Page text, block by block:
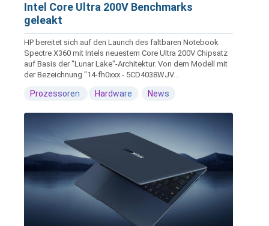
Intel Core Ultra 200V Benchmarks
geleakt
HP bereitet sich auf den Launch des faltbaren Notebook
Spectre X360 mit Intels neuestem Core Ultra 200V Chipsatz
auf Basis der "Lunar Lake"-Architektur. Von dem Modell mit
der Bezeichnung "14-fh0xxx - 5CD4038WJV...
Prozessoren Hardware News